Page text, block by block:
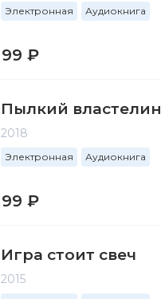
Электронная Аудиокнига
99 ₽
Пылкий властелин
2018
Электронная Аудиокнига
99 ₽
Игра стоит свеч
2015